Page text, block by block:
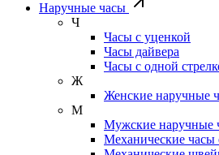
Наручные часы
Ч
Часы с уценкой
Часы дайвера
Часы с одной
Ж
Женские наручные
М
Мужские наручные
Механические